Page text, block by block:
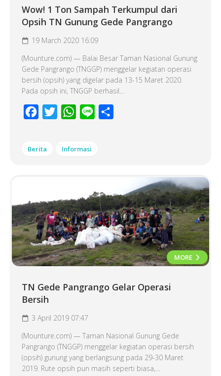
Wow! 1 Ton Sampah Terkumpul dari
Opsih TN Gunung Gede Pangrango
19 March 2020 16:09
(Mounture.com) — Balai Besar Taman Nasional Gunung
Gede Pangrango (TNGGP) menggelar kegiatan operasi
bersih (opsih) yang digelar pada 13-15 Maret 2020.
Pada opsih ini, TNGGP berhasil...
Facebook
Twitter WhatsApp
Line
Berita Informasi
MORE
TN Gede Pangrango Gelar Operasi
Bersih
3 April 2019 07:47
(Mounture.com) — Taman Nasional Gunung Gede
Pangrango (TNGGP) menggelar kegiatan operasi bersih
(opsih) gunung yang berlangsung pada 29-30 Maret
2019. Rute opsih pun masih seperti biasa,...